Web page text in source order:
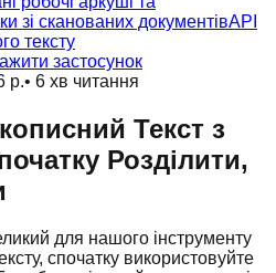
зі сканованих документівAPI
тексту
застосунок
р.• 6 хв читання
Текст з
Розділити,
для нашого інструменту
спочатку використовуйте